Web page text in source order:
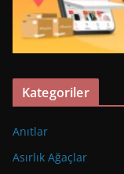
Kategoriler
Anıtlar
Asırlık Ağaçlar